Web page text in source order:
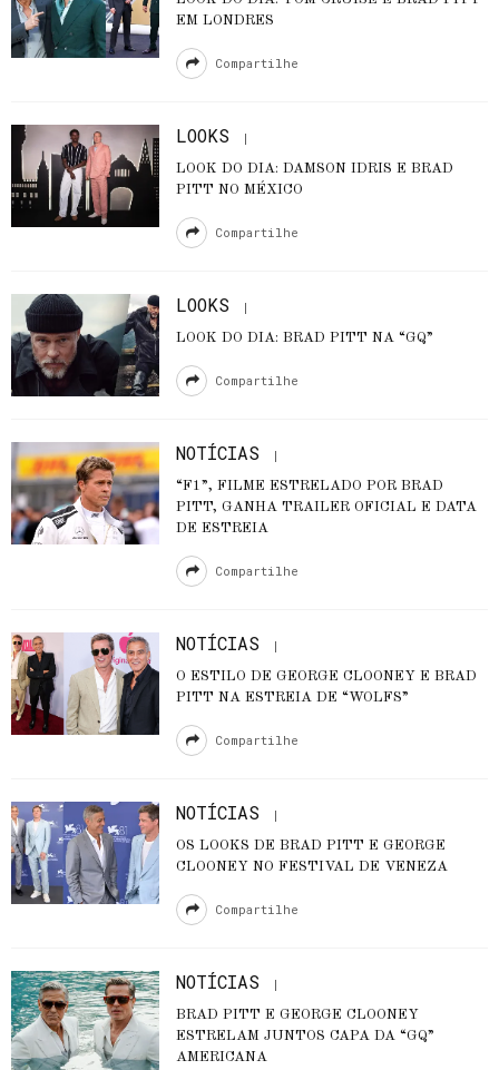
EM LONDRES
Compartilhe
LOOKS
LOOK DO DIA: DAMSON IDRIS E BRAD
PITT NO MÉXICO
Compartilhe
LOOKS
LOOK DO DIA: BRAD PITT NA “GQ”
Compartilhe
NOTÍCIAS
“F1”, FILME ESTRELADO POR BRAD
PITT, GANHA TRAILER OFICIAL E DATA
DE ESTREIA
Compartilhe
NOTÍCIAS
O ESTILO DE GEORGE CLOONEY E BRAD
PITT NA ESTREIA DE “WOLFS”
Compartilhe
NOTÍCIAS
OS LOOKS DE BRAD PITT E GEORGE
CLOONEY NO FESTIVAL DE VENEZA
Compartilhe
NOTÍCIAS
BRAD PITT E GEORGE CLOONEY
ESTRELAM JUNTOS CAPA DA “GQ”
AMERICANA